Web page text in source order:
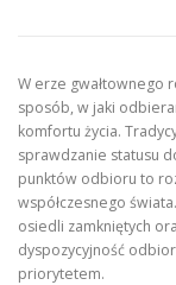
W erze gwałtownego
sposób, w jaki
komfortu życia.
sprawdzanie statusu
punktów odbioru to
współczesnego
osiedli zamkniętych
dyspozycyjność
priorytetem.